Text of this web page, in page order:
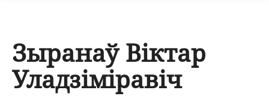
Зыранаў Віктар
Уладзіміравіч